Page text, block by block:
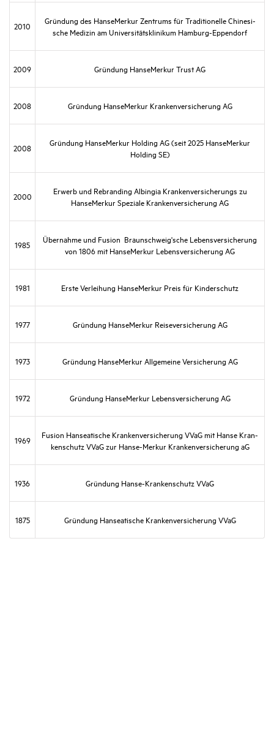
2010
Grün­dung des HanseMerkur Zentrums für Tradi­tio­nelle Chine­si­
sche Medizin am Univer­si­täts­kli­nikum Hamburg-Eppen­dorf
2009 Grün­dung HanseMerkur Trust AG
2008 Grün­dung HanseMerkur Kran­ken­ver­si­che­rung AG
2008
Grün­dung HanseMerkur Holding AG (seit 2025 HanseMerkur
Holding SE)
2000
Erwerb und Rebran­ding Albingia Kran­ken­ver­si­che­rungs zu
HanseMerkur Speziale Kran­ken­ver­si­che­rung AG
1985
Über­nahme und Fusion Braun­schwei­g'­sche Lebens­ver­si­che­rung
von 1806 mit HanseMerkur Lebens­ver­si­che­rung AG
1981 Erste Verlei­hung HanseMerkur Preis für Kinder­schutz
1977 Grün­dung HanseMerkur Reise­ver­si­che­rung AG
1973 Grün­dung HanseMerkur Allge­meine Versi­che­rung AG
1972 Grün­dung HanseMerkur Lebens­ver­si­che­rung AG
1969
Fusion Hansea­ti­sche Kran­ken­ver­si­che­rung VVaG mit Hanse Kran­
ken­schutz VVaG zur Hanse-Merkur Kran­ken­ver­si­che­rung aG
1936 Grün­dung Hanse-Kran­ken­schutz VVaG
1875 Grün­dung Hansea­ti­sche Kran­ken­ver­si­che­rung VVaG